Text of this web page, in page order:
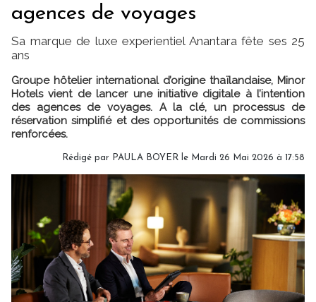
agences de voyages
Sa marque de luxe experientiel Anantara fête ses 25
ans
Groupe hôtelier international d’origine thaïlandaise, Minor
Hotels vient de lancer une initiative digitale à l’intention
des agences de voyages. A la clé, un processus de
réservation simplifié et des opportunités de commissions
renforcées.
Rédigé par PAULA BOYER le Mardi 26 Mai 2026 à 17:58